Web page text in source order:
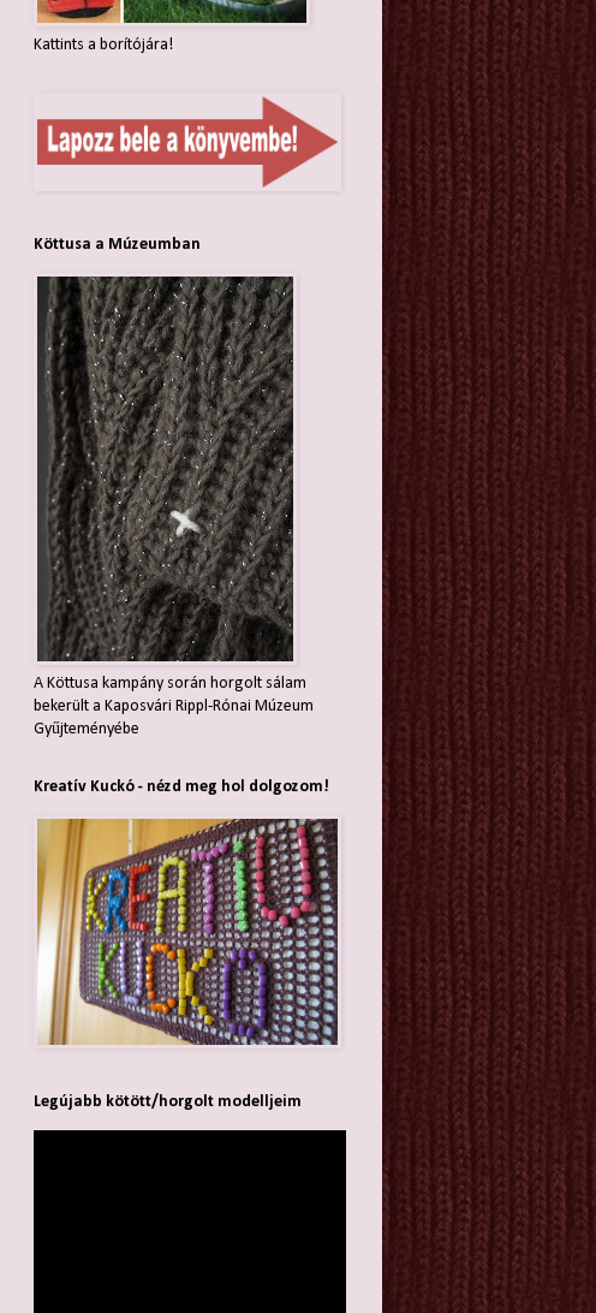
Kattints a borítójára!
Köttusa a Múzeumban
A Köttusa kampány során horgolt sálam
bekerült a Kaposvári Rippl-Rónai Múzeum
Gyűjteményébe
Kreatív Kuckó - nézd meg hol dolgozom!
Legújabb kötött/horgolt modelljeim